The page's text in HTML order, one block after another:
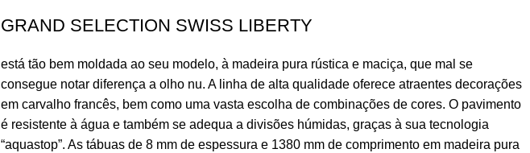
GRAND SELECTION SWISS LIBERTY
está tão bem moldada ao seu modelo, à madeira pura rústica e maciça, que mal se
consegue notar diferença a olho nu. A linha de alta qualidade oferece atraentes decorações
em carvalho francês, bem como uma vasta escolha de combinações de cores. O pavimento
é resistente à água e também se adequa a divisões húmidas, graças à sua tecnologia
“aquastop”. As tábuas de 8 mm de espessura e 1380 mm de comprimento em madeira pura